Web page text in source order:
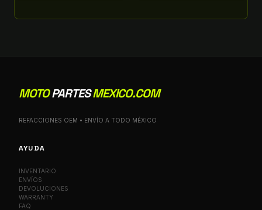
MOTOPARTESMEXICO.COM
REFACCIONES OEM • ENVÍO A TODO MÉXICO
AYUDA
INVENTARIO
ENVÍOS
DEVOLUCIONES
WARRANTY
FAQ